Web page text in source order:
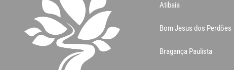
Atibaia
Bom Jesus dos Perdões
Bragança Paulista